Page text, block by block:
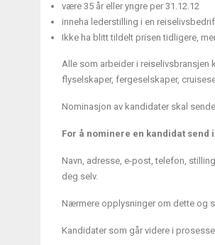
være 35 år eller yngre per 31.12.12
inneha lederstilling i en
Ikke ha blitt tildelt prisen tidligere,
Alle som arbeider i reiselivsbransjen
flyselskaper, fergeselskaper,
Nominasjon av kandidater skal
For å nominere en kandidat send
Navn, adresse, e-post, telefon,
deg selv.
Nærmere opplysninger om dette og
Kandidater som går videre i